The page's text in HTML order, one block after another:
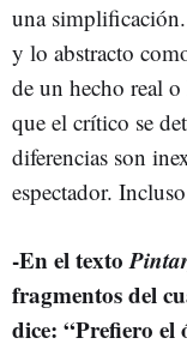
una
y lo abstracto
de un hecho real
que el crítico se
diferencias son
espectador.
-En el texto
fragmentos del
dice: “Prefiero